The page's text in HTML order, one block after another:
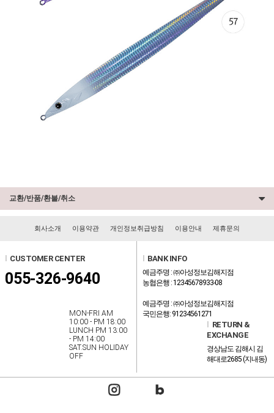
교환/반품/환불/취소
회사소개 이용약관 개인정보취급방침 이용안내 제휴문의
CUSTOMER CENTER
055-326-9640
MON-FRI AM
10:00 - PM 18:00
LUNCH PM 13:00
- PM 14:00
SAT.SUN HOLIDAY
OFF
BANK INFO
예금주명 : ㈜아성정보김해지점
농협은행 : 12345678933-08
예금주명 : ㈜아성정보김해지점
국민은행: 91234561271
RETURN &
EXCHANGE
경상남도 김해시 김
해대로2685 (지내동)